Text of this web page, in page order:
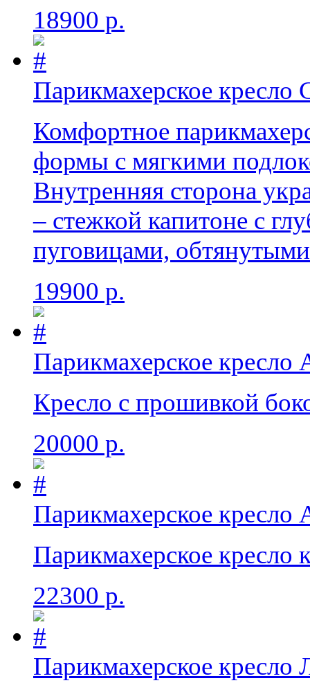
18900 р.
Парикмахерское кресло
Комфортное
формы с мягкими
Внутренняя сторона
– стежкой капитоне с
пуговицами,
19900 р.
Парикмахерское кресло
Кресло с прошивкой
20000 р.
Парикмахерское кресло
Парикмахерское кресло
22300 р.
Парикмахерское кресло